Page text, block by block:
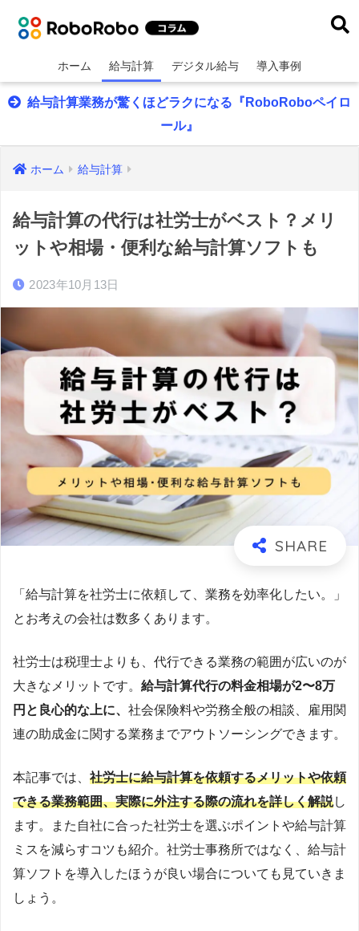
ホーム 給与計算 デジタル給与 導入事例
給与計算業務が驚くほどラクになる『RoboRoboペイロ
ール』
ホーム 給与計算
給与計算の代行は社労士がベスト？メリ
ットや相場・便利な給与計算ソフトも
2023年10月13日
「給与計算を社労士に依頼して、業務を効率化したい。」
とお考えの会社は数多くあります。
社労士は税理士よりも、代行できる業務の範囲が広いのが
大きなメリットです。 給与計算代行の料金相場が2〜8万
円と良心的な上に、 社会保険料や労務全般の相談、雇用関
連の助成金に関する業務までアウトソーシングできます。
本記事では、 社労士に給与計算を依頼するメリットや依頼
できる業務範囲、実際に外注する際の流れを詳しく解説し
ます。また自社に合った社労士を選ぶポイントや給与計算
ミスを減らすコツも紹介。社労士事務所ではなく、給与計
算ソフトを導入したほうが良い場合についても見ていきま
しょう。